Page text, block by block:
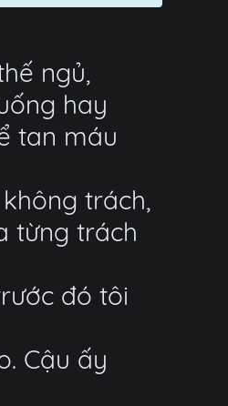
ngủ,
hay
tan máu
trách,
từng trách
đó tôi
Cậu ấy